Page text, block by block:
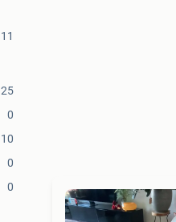
11
25
0
10
0
0